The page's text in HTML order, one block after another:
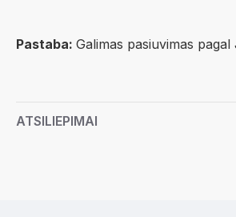
Pastaba: Galimas pasiuvimas
ATSILIEPIMAI